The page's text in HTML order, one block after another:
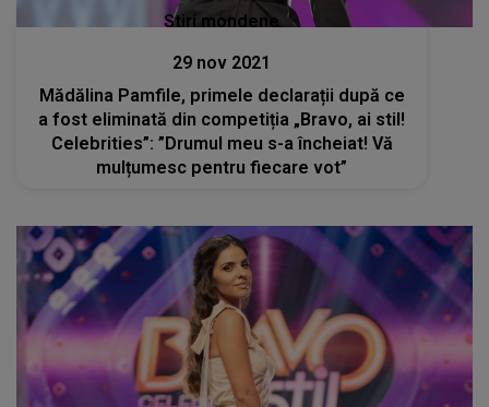
Stiri mondene
29 nov 2021
Mădălina Pamfile, primele declarații după ce
a fost eliminată din competiția „Bravo, ai stil!
Celebrities”: ”Drumul meu s-a încheiat! Vă
mulțumesc pentru fiecare vot”